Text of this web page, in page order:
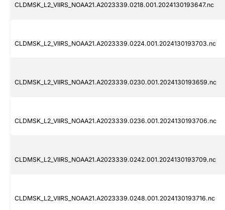
CLDMSK_L2_VIIRS_NOAA21.A2023339.0218.001.2024130193647.nc
CLDMSK_L2_VIIRS_NOAA21.A2023339.0224.001.2024130193703.nc
CLDMSK_L2_VIIRS_NOAA21.A2023339.0230.001.2024130193659.nc
CLDMSK_L2_VIIRS_NOAA21.A2023339.0236.001.2024130193706.nc
CLDMSK_L2_VIIRS_NOAA21.A2023339.0242.001.2024130193709.nc
CLDMSK_L2_VIIRS_NOAA21.A2023339.0248.001.2024130193716.nc